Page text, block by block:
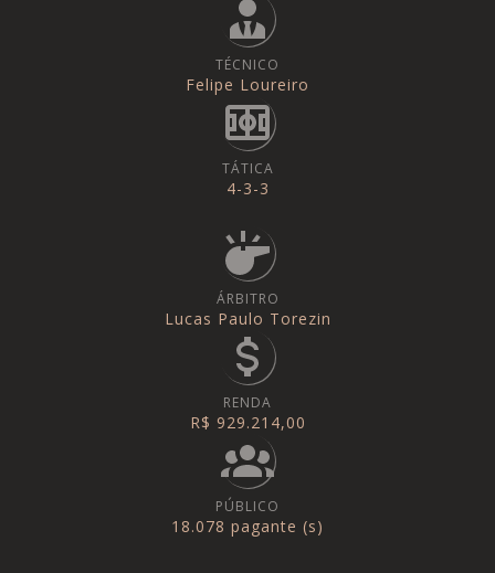
TÉCNICO
Felipe Loureiro
TÁTICA
4-3-3
ÁRBITRO
Lucas Paulo Torezin
RENDA
R$ 929.214,00
PÚBLICO
18.078 pagante (s)